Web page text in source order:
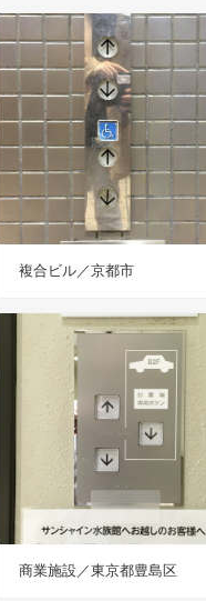
複合ビル／京都市
商業施設／東京都豊島区